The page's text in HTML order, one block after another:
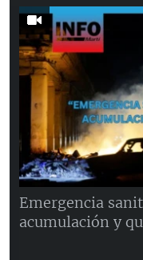
Emergencia
acumulación y